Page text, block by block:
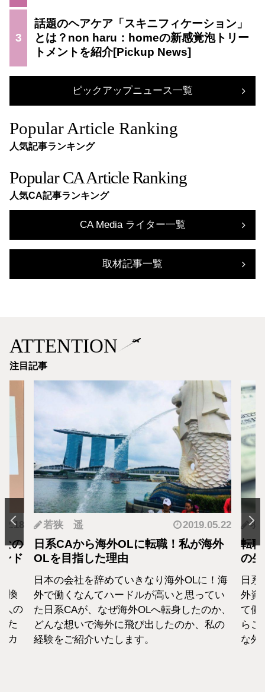
3
話題のヘアケア「スキニフィケーション」
とは？non haru：homeの新感覚泡トリー
トメントを紹介
ピックアップニュース一覧
Popular Article Ranking
人気記事ランキング
Popular CA Article Ranking
人気CA記事ランキング
CA Media ライター一覧
取材記事一覧
ATTENTION
注目記事
の
ド
換
人の
た
カ
若狭 遥 2019.05.22
日系CAから海外OLに転職！私が海外
OLを目指した理由
日本の会社を辞めていきなり海外OLに！海
外で働くなんてハードルが高いと思ってい
た日系CAが、なぜ海外OLへ転身したのか、
どんな想いで海外に飛び出したのか、私の
経験をご紹介いたします。
羽
転
の
日
外資
て働
らこ
な外